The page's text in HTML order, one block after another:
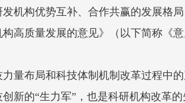
机构优势互补、合作共赢的发展格
高质量发展的意见》（以下简称《意
量布局和科技体制机制改革过程中
新的“生力军”，也是科研机构改革的